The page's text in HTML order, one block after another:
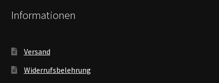
Informationen
Versand
Widerrufsbelehrung